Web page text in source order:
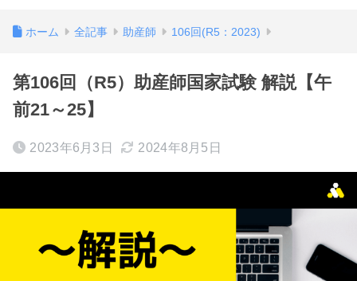
ホーム 全記事 助産師 106回(R5：2023)
第106回（R5）助産師国家試験 解説【午
前21～25】
2023年6月3日 2024年8月5日